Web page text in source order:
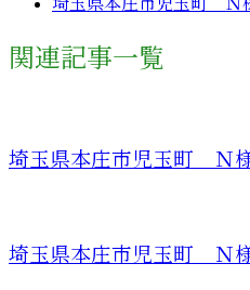
埼玉県本庄市児玉町 Ｎ
関連記事一覧
埼玉県本庄市児玉町 Ｎ
埼玉県本庄市児玉町 Ｎ